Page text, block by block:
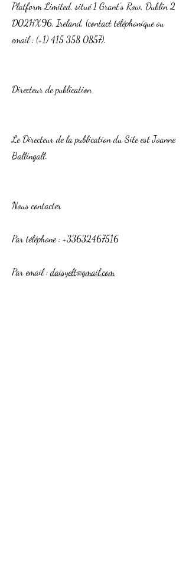
Platform Limited, situé 1 Grant’s Row, Dublin 2
D02HX96, Ireland, (contact téléphonique ou
email : (+1) 415 358 0857).
Directeur de publication
Le Directeur de la publication du Site est Joanne
Ballingall.
Nous contacter
Par téléphone : +33632467516
Par email :daisyelt@gmail.com